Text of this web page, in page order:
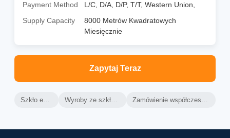
Payment Method
L/C, D/A, D/P, T/T, Western Union,
Supply Capacity
8000 Metrów Kwadratowych
Miesięcznie
Zapytaj Teraz
Szkło emaliowane Wyroby ze szkła emaliowanego Zamówienie współczesne szkło emaliowane